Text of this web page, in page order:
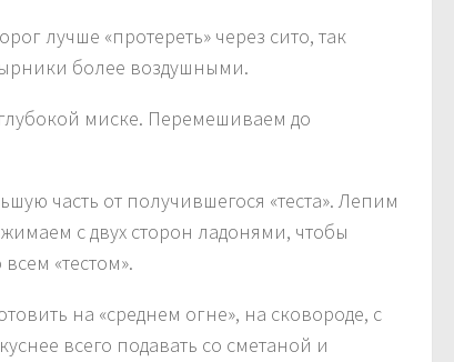
лучше «протереть» через сито, так
более воздушными.
миске. Перемешиваем до
часть от получившегося «теста». Лепим
с двух сторон ладонями, чтобы
«тестом».
на «среднем огне», на сковороде, с
всего подавать со сметаной и